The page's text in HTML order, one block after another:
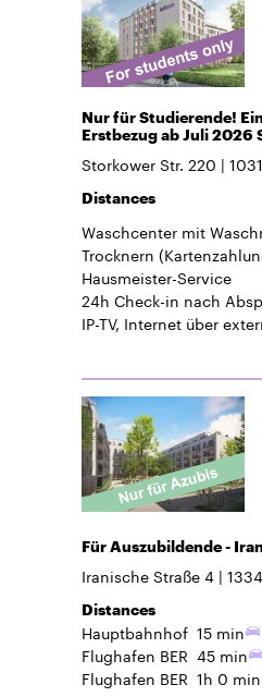
Nur für Studierende!
Erstbezug ab Juli 2026
Storkower Str. 220
Distances
Waschcenter mit
Trocknern
Hausmeister-Service
24h Check-in nach
IP-TV, Internet über
Für Auszubildende -
Iranische Straße 4
Distances
Hauptbahnhof 15 min
Flughafen BER 45 min
Flughafen BER 1h 0 min